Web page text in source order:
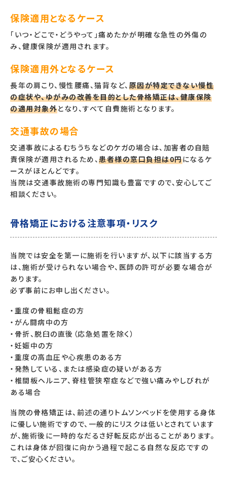
保険適用となるケース
「いつ・どこで・どうやって」痛めたかが明確な急性の外傷の
み、健康保険が適用されます。
保険適用外となるケース
長年の肩こり、慢性腰痛、猫背など、 原因が特定できない慢性
の症状や、ゆがみの改善を目的とした骨格矯正は、健康保険
の適用対象外となり、すべて自費施術となります。
交通事故の場合
交通事故によるむちうちなどのケガの場合は、加害者の自賠
責保険が適用されるため、患者様の窓口負担は0円になるケ
ースがほとんどです。
当院は交通事故施術の専門知識も豊富ですので、安心してご
相談ください。
骨格矯正における注意事項・リスク
当院では安全を第一に施術を行いますが、以下に該当する方
は、施術が受けられない場合や、医師の許可が必要な場合が
あります。
必ず事前にお申し出ください。
・重度の骨粗鬆症の方
・がん闘病中の方
・骨折、脱臼の直後（応急処置を除く）
・妊娠中の方
・重度の高血圧や心疾患のある方
・発熱している、または感染症の疑いがある方
・椎間板ヘルニア、脊柱管狭窄症などで強い痛みやしびれが
ある場合
当院の骨格矯正は、前述の通りトムソンベッドを使用する身体
に優しい施術ですので、一般的にリスクは低いとされています
が、施術後に一時的なだるさ好転反応が出ることがあります。
これは身体が回復に向かう過程で起こる自然な反応ですの
で、ご安心ください。